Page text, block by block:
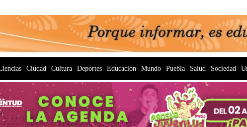
Ciudad Cultura Deportes Educación Mundo Puebla Salud Sociedad